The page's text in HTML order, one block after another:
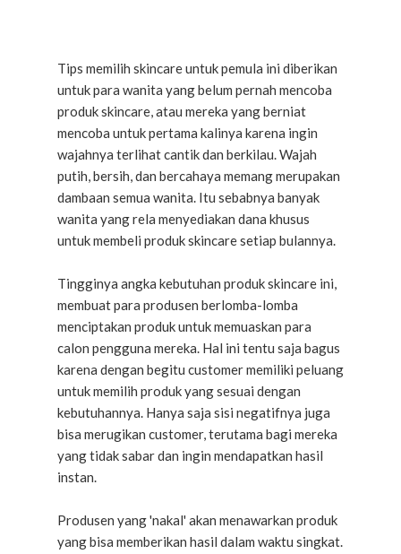
Tips memilih skincare untuk pemula ini diberikan
untuk para wanita yang belum pernah mencoba
produk skincare, atau mereka yang berniat
mencoba untuk pertama kalinya karena ingin
wajahnya terlihat cantik dan berkilau. Wajah
putih, bersih, dan bercahaya memang merupakan
dambaan semua wanita. Itu sebabnya banyak
wanita yang rela menyediakan dana khusus
untuk membeli produk skincare setiap bulannya.
Tingginya angka kebutuhan produk skincare ini,
membuat para produsen berlomba-lomba
menciptakan produk untuk memuaskan para
calon pengguna mereka. Hal ini tentu saja bagus
karena dengan begitu customer memiliki peluang
untuk memilih produk yang sesuai dengan
kebutuhannya. Hanya saja sisi negatifnya juga
bisa merugikan customer, terutama bagi mereka
yang tidak sabar dan ingin mendapatkan hasil
instan.
Produsen yang 'nakal' akan menawarkan produk
yang bisa memberikan hasil dalam waktu singkat.